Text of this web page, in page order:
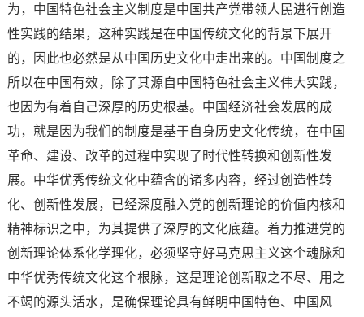
为，中国特色社会主义制度是中国共产党带领人民进行创造
性实践的结果，这种实践是在中国传统文化的背景下展开
的，因此也必然是从中国历史文化中走出来的。中国制度之
所以在中国有效，除了其源自中国特色社会主义伟大实践，
也因为有着自己深厚的历史根基。中国经济社会发展的成
功，就是因为我们的制度是基于自身历史文化传统，在中国
革命、建设、改革的过程中实现了时代性转换和创新性发
展。中华优秀传统文化中蕴含的诸多内容，经过创造性转
化、创新性发展，已经深度融入党的创新理论的价值内核和
精神标识之中，为其提供了深厚的文化底蕴。着力推进党的
创新理论体系化学理化，必须坚守好马克思主义这个魂脉和
中华优秀传统文化这个根脉，这是理论创新取之不尽、用之
不竭的源头活水，是确保理论具有鲜明中国特色、中国风